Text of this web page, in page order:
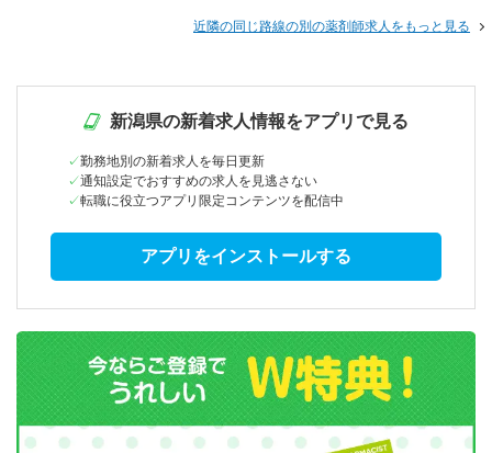
近隣の同じ路線の別の薬剤師求人をもっと見る
新潟県の新着求人情報をアプリで見る
勤務地別の新着求人を毎日更新
通知設定でおすすめの求人を見逃さない
転職に役立つアプリ限定コンテンツを配信中
アプリをインストールする